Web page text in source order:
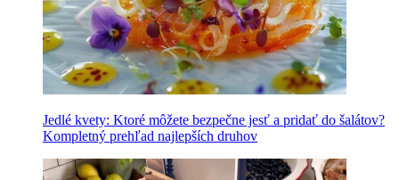
Jedlé kvety: Ktoré môžete bezpečne jesť a pridať do šalátov?
Kompletný prehľad najlepších druhov